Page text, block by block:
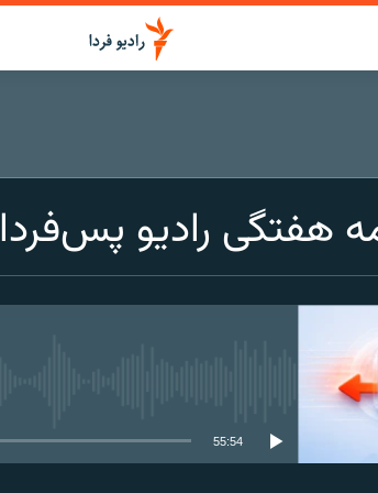
هفتگی رادیو پس‌فردا
55:54